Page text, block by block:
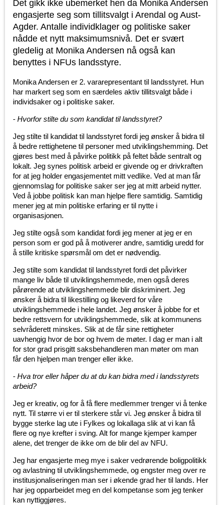
Det gikk ikke ubemerket hen da Monika Andersen
engasjerte seg som tillitsvalgt i Arendal og Aust-
Agder. Antalle individklager og politiske saker
nådde et nytt maksimumsnivå. Det er svært
gledelig at Monika Andersen nå også kan
benyttes i NFUs landsstyre.
Monika Andersen er 2. vararepresentant til landsstyret. Hun
har markert seg som en særdeles aktiv tillitsvalgt både i
individsaker og i politiske saker.
- Hvorfor stilte du som kandidat til landsstyret?
Jeg stilte til kandidat til landsstyret fordi jeg ønsker å bidra til
å bedre rettighetene til personer med utviklingshemming. Det
gjøres best med å påvirke politikk på feltet både sentralt og
lokalt. Jeg synes politisk arbeid er givende og er drivkraften
for at jeg holder engasjementet mitt vedlike. Ved at man får
gjennomslag for politiske saker ser jeg at mitt arbeid nytter.
Ved å jobbe politisk kan man hjelpe flere samtidig. Samtidig
mener jeg at min politiske erfaring er til nytte i
organisasjonen.
Jeg stilte også som kandidat fordi jeg mener at jeg er en
person som er god på å motiverer andre, samtidig uredd for
å stille kritiske spørsmål om det er nødvendig.
Jeg stilte som kandidat til landsstyret fordi det påvirker
mange liv både til utviklingshemmede, men også deres
pårørende at utviklingshemmede blir diskriminert. Jeg
ønsker å bidra til likestilling og likeverd for våre
utviklingshemmede i hele landet. Jeg ønsker å jobbe for et
bedre rettsvern for utviklingshemmede, slik at kommunens
selvråderett minskes. Slik at de får sine rettigheter
uavhengig hvor de bor og hvem de møter. I dag er man i alt
for stor grad prisgitt saksbehandleren man møter om man
får den hjelpen man trenger eller ikke.
- Hva tror eller håper du at du kan bidra med i landsstyrets
arbeid?
Jeg er kreativ, og for å få flere medlemmer trenger vi å tenke
nytt. Til større vi er til sterkere står vi. Jeg ønsker å bidra til
bygge sterke lag ute i Fylkes og lokallaga slik at vi kan få
flere og nye krefter i sving. Alt for mange kjemper kamper
alene, det trenger de ikke om de blir del av NFU.
Jeg har engasjerte meg mye i saker vedrørende boligpolitikk
og avlastning til utviklingshemmede, og engster meg over re
institusjonaliseringen man ser i økende grad her til lands. Her
har jeg opparbeidet meg en del kompetanse som jeg tenker
kan nyttiggjøres.